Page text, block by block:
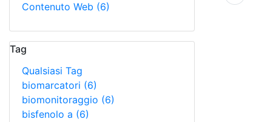
Contenuto Web (6)
Tag
Qualsiasi Tag
biomarcatori (6)
biomonitoraggio (6)
bisfenolo a (6)